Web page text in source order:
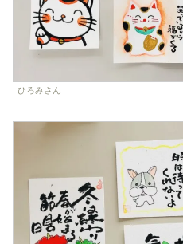
ひろみさん